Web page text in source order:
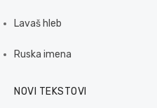
Lavaš hleb
Ruska imena
NOVI TEKSTOVI